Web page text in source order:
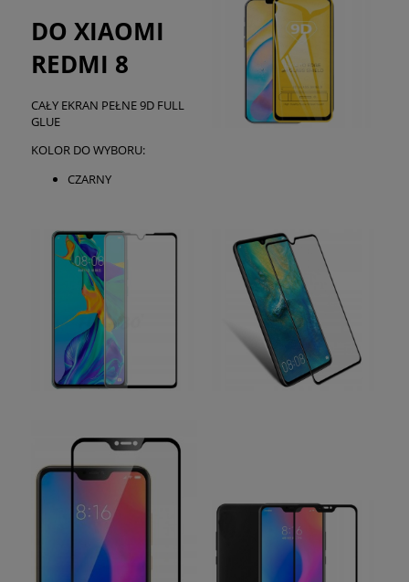
DO XIAOMI
REDMI 8
CAŁY EKRAN PEŁNE 9D FULL
GLUE
KOLOR DO WYBORU:
CZARNY